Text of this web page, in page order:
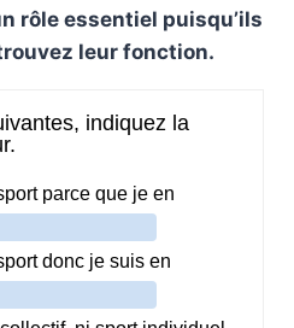
rôle essentiel puisqu’ils
leur fonction.